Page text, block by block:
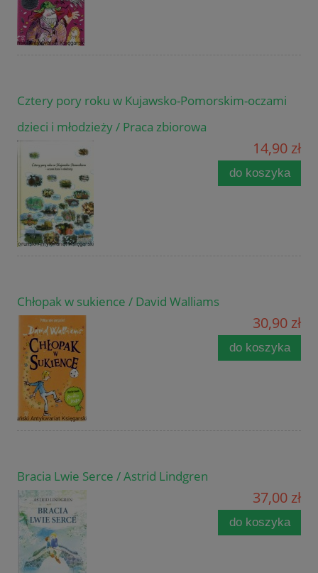
Cztery pory roku w Kujawsko-Pomorskim-oczami
dzieci i młodzieży / Praca zbiorowa
14,90 zł
do koszyka
Chłopak w sukience / David Walliams
30,90 zł
do koszyka
Bracia Lwie Serce / Astrid Lindgren
37,00 zł
do koszyka